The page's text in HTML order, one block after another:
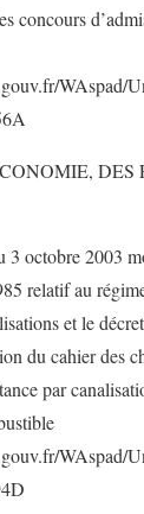
concours
WAspad/
3 octobre 2003
relatif au
et le
du cahier des
par
WAspad/